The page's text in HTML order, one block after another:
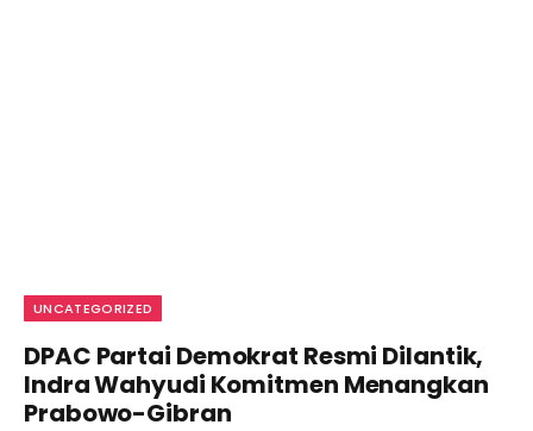
UNCATEGORIZED
DPAC Partai Demokrat Resmi Dilantik,
Indra Wahyudi Komitmen Menangkan
Prabowo-Gibran